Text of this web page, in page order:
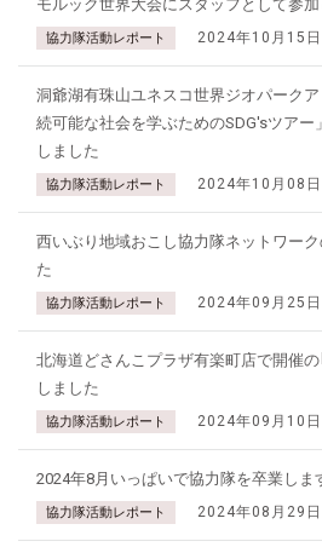
モルック世界大会にスタッフとして参
協力隊活動レポート 2024年10月15日
洞爺湖有珠山ユネスコ世界ジオパーク
続可能な社会を学ぶためのSDG'sツアー
しました
協力隊活動レポート 2024年10月08日
西いぶり地域おこし協力隊ネットワー
た
協力隊活動レポート 2024年09月25日
北海道どさんこプラザ有楽町店で開催
しました
協力隊活動レポート 2024年09月10日
2024年8月いっぱいで協力隊を卒業しま
協力隊活動レポート 2024年08月29日